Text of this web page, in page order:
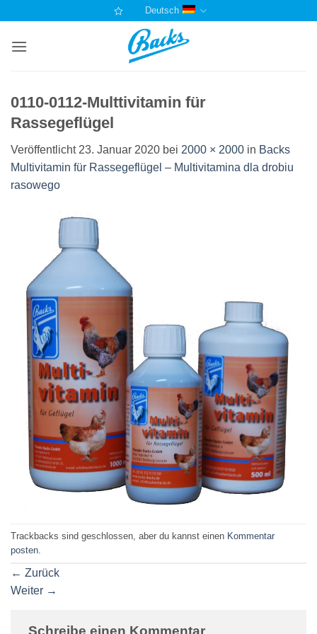
springen
Deutsch
0110-0112-Multtivitamin für
Rassegeflügel
Veröffentlicht 23. Januar 2020 bei 2000 × 2000 in Backs
Multivitamin für Rassegeflügel – Multivitamina dla drobiu
rasowego
Trackbacks sind geschlossen, aber du kannst einen Kommentar
posten
← Zurück
Weiter →
Schreibe einen Kommentar